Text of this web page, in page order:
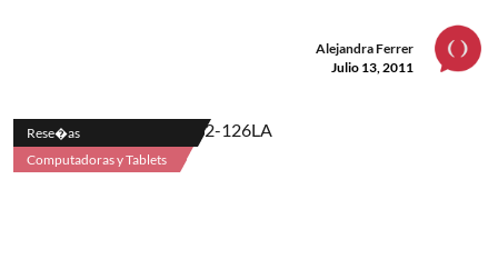
Alejandra Ferrer
Julio 13, 2011
Rese�as
Computadoras y Tablets